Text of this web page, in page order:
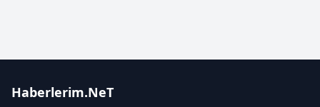
Haberlerim.NeT